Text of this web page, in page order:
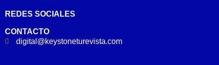
REDES SOCIALES
CONTACTO
digital@keystoneturevista.com